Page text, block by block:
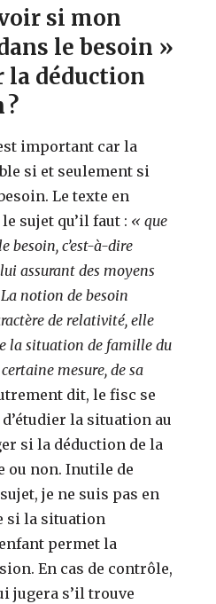
si mon
le besoin »
déduction
?
important car la
si et seulement si
Le texte en
sujet qu’il faut : « que
besoin, c’est-à-dire
assurant des moyens
notion de besoin
de relativité, elle
la situation de famille du
mesure, de sa
dit, le fisc se
la situation au
si la déduction de la
ou non. Inutile de
je ne suis pas en
si la situation
permet la
En cas de contrôle,
jugera s’il trouve